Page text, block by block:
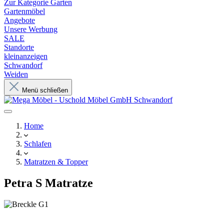
Zur Kategorie Garten
Gartenmöbel
Angebote
Unsere Werbung
SALE
Standorte
kleinanzeigen
Schwandorf
Weiden
Menü schließen
Home
Schlafen
Matratzen & Topper
Petra S Matratze